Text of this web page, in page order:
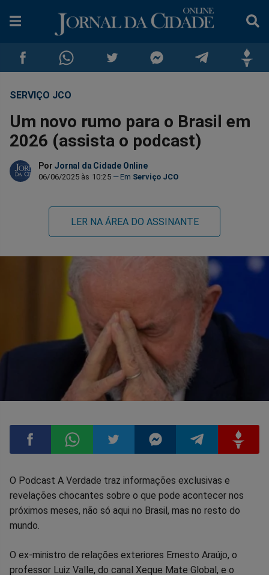
Compartilhar
no
Facebook
Compartilhar
no
Whatsapp
no
Twitter
no
Messenger
no
no
SERVIÇO JCO
Um novo rumo para o Brasil em
2026 (assista o podcast)
Por Jornal da Cidade Online
06/06/2025 às 10:25 Serviço JCO
LER NA ÁREA DO ASSINANTE
Compartilhar
no
Compartilhar
no
Compartilhar
no
Compartilhar
no
Compartilhar
no
no
O Podcast A Verdade traz informações exclusivas e
revelações chocantes sobre o que pode acontecer nos
próximos meses, não só aqui no Brasil, mas no resto do
mundo.
O ex-ministro de relações exteriores Ernesto Araújo, o
professor Luiz Valle, do canal Xeque Mate Global, e o